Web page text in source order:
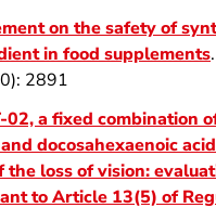
on the safety of
in food supplements
2891
a fixed combination
docosahexaenoic
the loss of vision:
to Article 13(5) of